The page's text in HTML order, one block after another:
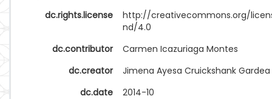
dc.rights.license
http://creativecommons.org/
nd/4.0
dc.contributor
Carmen Icazuriaga Montes
dc.creator
Jimena Ayesa Cruickshank Gardea
dc.date
2014-10